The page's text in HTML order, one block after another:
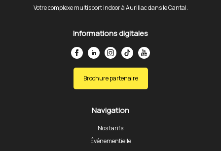
Votre complexe multisport indoor à Aurillac dans le Cantal.
Informations digitales
Brochure partenaire
Navigation
Nos tarifs
Événementielle